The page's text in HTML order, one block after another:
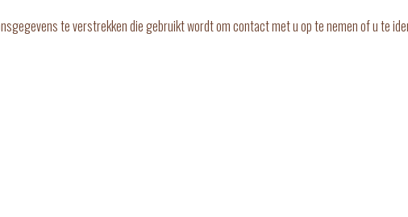
te verstrekken die gebruikt wordt om contact met u op te nemen of u te